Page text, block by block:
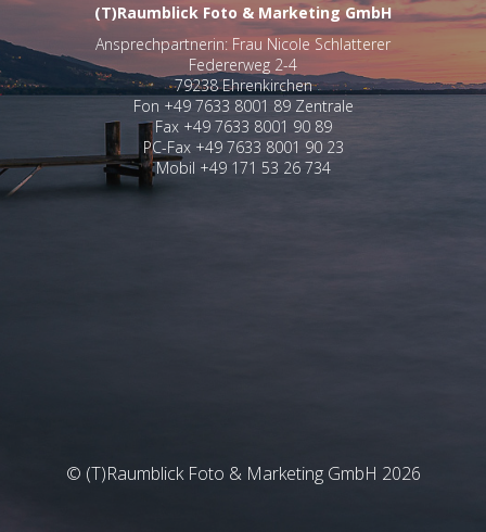
(T)Raumblick Foto & Marketing GmbH
Ansprechpartnerin: Frau Nicole Schlatterer
Federerweg 2-4
79238 Ehrenkirchen
Fon +49 7633 8001 89 Zentrale
Fax +49 7633 8001 90 89
PC-Fax +49 7633 8001 90 23
Mobil +49 171 53 26 734
© (T)Raumblick Foto & Marketing GmbH 2026